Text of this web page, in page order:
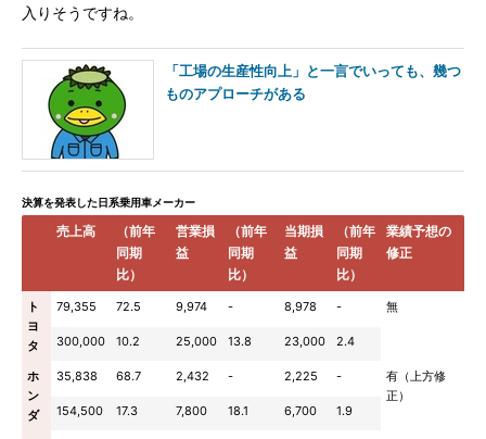
入りそうですね。
「工場の生産性向上」と一言でいっても、幾つ
ものアプローチがある
決算を発表した日系乗用車メーカー
売上高
（前年
同期
比）
営業損
益
（前年
同期
比）
当期損
益
（前年
同期
比）
業績予想の
修正
ト
ヨ
タ
79,355 72.5 9,974 - 8,978 - 無
300,000 10.2 25,000 13.8 23,000 2.4
ホ
ン
ダ
35,838 68.7 2,432 - 2,225 -
有（上方修
正）
154,500
17.3 7,800 18.1 6,700 1.9